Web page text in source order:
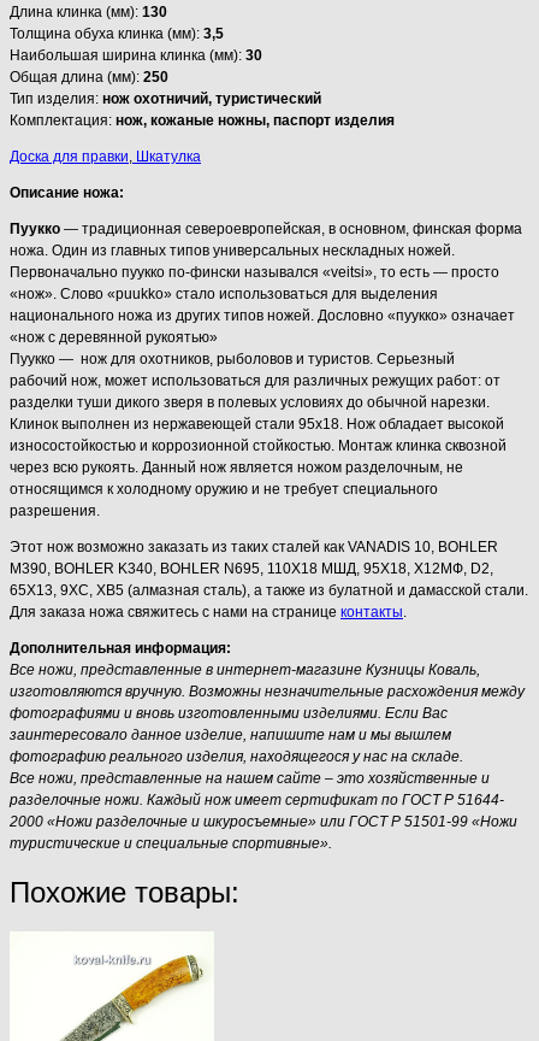
Длина клинка (мм): 130
Толщина обуха клинка (мм): 3,5
Наибольшая ширина клинка (мм): 30
Общая длина (мм): 250
Тип изделия: нож охотничий, туристический
Комплектация: нож, кожаные ножны, паспорт изделия
Доска для правки, Шкатулка
Описание ножа:
Пуукко — традиционная североевропейская, в основном, финская форма
ножа. Один из главных типов универсальных нескладных ножей.
Первоначально пуукко по-фински назывался «veitsi», то есть — просто
«нож». Слово «puukko» стало использоваться для выделения
национального ножа из других типов ножей. Дословно «пуукко» означает
«нож с деревянной рукоятью»
Пуукко — нож для охотников, рыболовов и туристов. Серьезный
рабочий нож, может использоваться для различных режущих работ: от
разделки туши дикого зверя в полевых условиях до обычной нарезки.
Клинок выполнен из нержавеющей стали 95х18. Нож обладает высокой
износостойкостью и коррозионной стойкостью. Монтаж клинка сквозной
через всю рукоять. Данный нож является ножом разделочным, не
относящимся к холодному оружию и не требует специального
разрешения.
Этот нож возможно заказать из таких сталей как VANADIS 10, BOHLER
M390, BOHLER K340, BOHLER N695, 110Х18 МШД, 95Х18, Х12МФ, D2,
65Х13, 9ХС, ХВ5 (алмазная сталь), а также из булатной и дамасской стали.
Для заказа ножа свяжитесь с нами на странице контакты.
Дополнительная информация:
Все ножи, представленные в интернет-магазине Кузницы Коваль,
изготовляются вручную. Возможны незначительные расхождения между
фотографиями и вновь изготовленными изделиями. Если Вас
заинтересовало данное изделие, напишите нам и мы вышлем
фотографию реального изделия, находящегося у нас на складе.
Все ножи, представленные на нашем сайте – это хозяйственные и
разделочные ножи. Каждый нож имеет сертификат по ГОСТ Р 51644-
2000 «Ножи разделочные и шкуросъемные» или ГОСТ Р 51501-99 «Ножи
туристические и специальные спортивные».
Похожие товары: